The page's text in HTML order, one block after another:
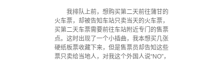
我排队上前，想购买第二天前往蒲甘的
火车票，却被告知车站只卖当天的火车票，
买第二天车票需要前往车站附近专门的售票
点。这时出现了一个小插曲，我本想买几张
硬纸板票收藏下来，但是售票员却告知这些
票只卖给当地人，对我这个外国人说“NO”，